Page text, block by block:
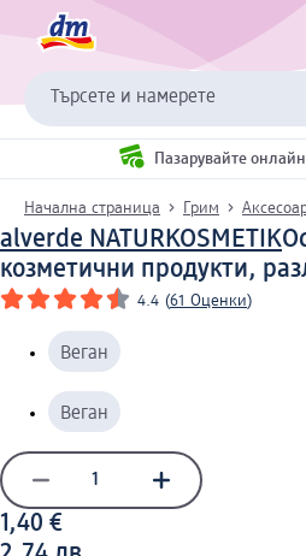
Търсете и намерете
Пазарувайте
Начална страница Грим
alverde NATURKOSMETIK
козметични продукти,
4.4 (61 Оценки)
Веган
Веган
1,40 €